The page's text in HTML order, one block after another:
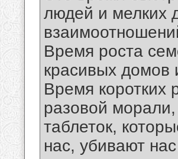
людей и мелких
Время роста
красивых домов
Время коротких
разовой
таблеток,
нас, убивают